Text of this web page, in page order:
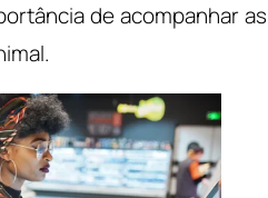
de acompanhar as